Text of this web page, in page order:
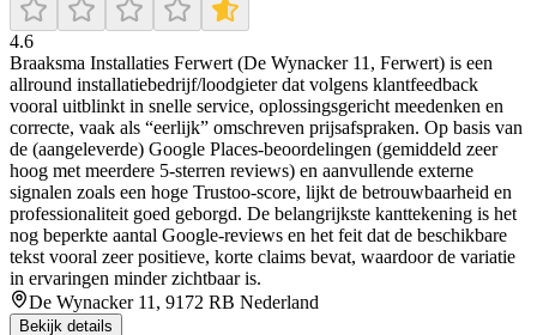
4.6
Braaksma Installaties Ferwert (De Wynacker 11, Ferwert) is een
allround installatiebedrijf/loodgieter dat volgens klantfeedback
vooral uitblinkt in snelle service, oplossingsgericht meedenken en
correcte, vaak als “eerlijk” omschreven prijsafspraken. Op basis van
de (aangeleverde) Google Places-beoordelingen (gemiddeld zeer
hoog met meerdere 5-sterren reviews) en aanvullende externe
signalen zoals een hoge Trustoo-score, lijkt de betrouwbaarheid en
professionaliteit goed geborgd. De belangrijkste kanttekening is het
nog beperkte aantal Google-reviews en het feit dat de beschikbare
tekst vooral zeer positieve, korte claims bevat, waardoor de variatie
in ervaringen minder zichtbaar is.
De Wynacker 11, 9172 RB Nederland
Bekijk details